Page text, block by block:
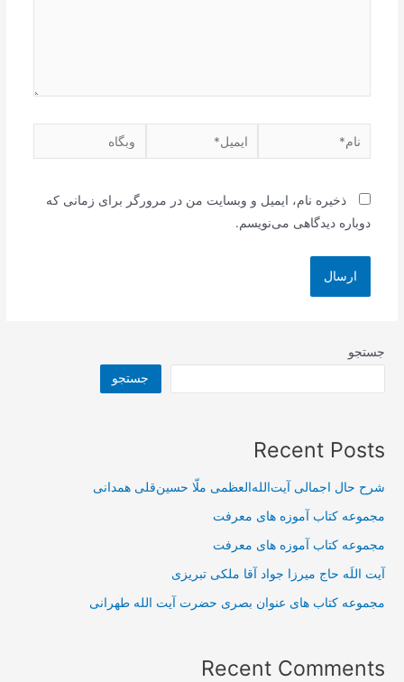
نام* ایمیل* وبگاه
ذخیره نام، ایمیل و وبسایت من در مرورگر برای زمانی که
دوباره دیدگاهی می‌نویسم.
جستجو
جستجو
Recent Posts
شرح حال اجمالی آیت‌الله‌العظمی ملّا حسین‌قلی همدانی
مجموعه کتاب آموزه های معرفت
مجموعه کتاب آموزه های معرفت
آیت اللَه حاج میرزا جواد آقا ملکی تبریزی
مجموعه کتاب های عنوان بصری حضرت آیت الله طهرانی
Recent Comments